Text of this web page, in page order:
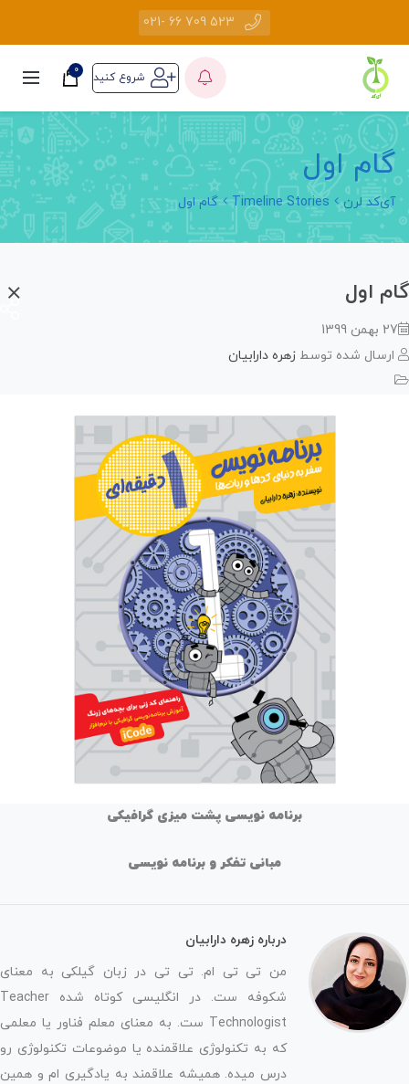
523 709 66 -021
شروع کنید 0
اول
لرن Timeline Stories گام اول
اول
1399
شده توسطزهره دارابیان
برنامه نویسی پشت میزی گرافیکی
مبانی تفکر و برنامه نویسی
درباره زهره دارابیان
من تی تی ام. تی تی در زبان گیلکی به معنای
شکوفه ست. در انگلیسی کوتاه شده Teacher
Technologist ست. به معنای معلم فناور یا معلمی
که به تکنولوژی علاقمنده یا موضوعات تکنولوژی رو
درس میده. همیشه علاقمند به یادگیری ام و همین